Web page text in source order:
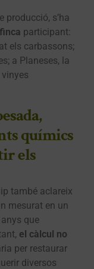
producció, s’ha
participant:
els carbassons;
a Planeses, la
vinyes
químics
els
també aclareix
mesurat en un
que
el càlcul no
per restaurar
diversos